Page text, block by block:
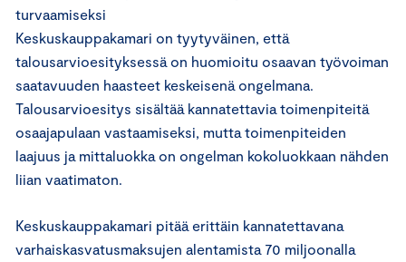
turvaamiseksi
Keskuskauppakamari on tyytyväinen, että
talousarvioesityksessä on huomioitu osaavan työvoiman
saatavuuden haasteet keskeisenä ongelmana.
Talousarvioesitys sisältää kannatettavia toimenpiteitä
osaajapulaan vastaamiseksi, mutta toimenpiteiden
laajuus ja mittaluokka on ongelman kokoluokkaan nähden
liian vaatimaton.
Keskuskauppakamari pitää erittäin kannatettavana
varhaiskasvatusmaksujen alentamista 70 miljoonalla